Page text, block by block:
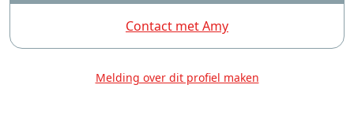
Contact met Amy
Melding over dit profiel maken